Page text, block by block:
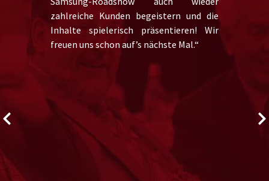
zahlreiche Kunden begeistern und die
Inhalte spielerisch präsentieren! Wir
freuen uns schon auf’s nächste Mal.“